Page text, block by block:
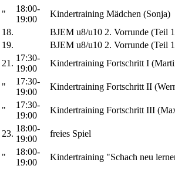
"
18:00-
19:00
Kindertraining Mädchen (Sonja)
18.
BJEM u8/u10 2. Vorrunde (Teil
19.
BJEM u8/u10 2. Vorrunde (Teil
21.
17:30-
19:00
Kindertraining Fortschritt I
"
17:30-
19:00
Kindertraining Fortschritt II
"
17:30-
19:00
Kindertraining Fortschritt III
23.
18:00-
19:00
freies Spiel
"
18:00-
19:00
Kindertraining "Schach neu